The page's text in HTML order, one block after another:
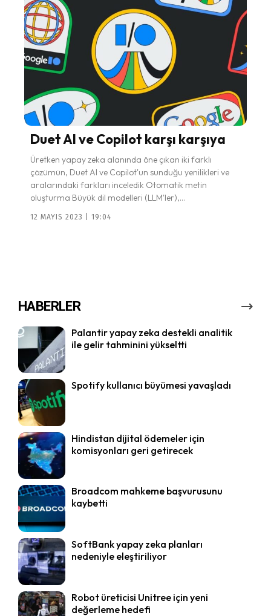
Duet AI ve Copilot karşı karşıya
Üretken yapay zeka alanında öne çıkan iki farklı
çözümün, Duet AI ve Copilot'un sunduğu yenilikleri ve
aralarındaki farkları inceledik Otomatik metin
oluşturma Büyük dil modelleri (LLM'ler),...
12 MAYIS 2023 | 19:04
HABERLER
Palantir yapay zeka destekli analitik
ile gelir tahminini yükseltti
Spotify kullanıcı büyümesi yavaşladı
Hindistan dijital ödemeler için
komisyonları geri getirecek
Broadcom mahkeme başvurusunu
kaybetti
SoftBank yapay zeka planları
nedeniyle eleştiriliyor
Robot üreticisi Unitree için yeni
değerleme hedefi